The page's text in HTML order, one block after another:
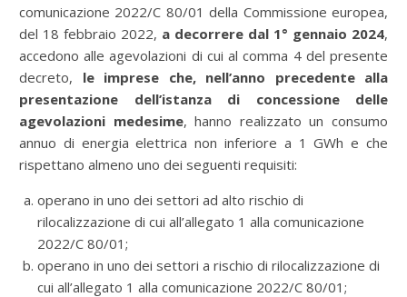
comunicazione 2022/C 80/01 della Commissione europea,
del 18 febbraio 2022, a decorrere dal 1° gennaio 2024,
accedono alle agevolazioni di cui al comma 4 del presente
decreto, le imprese che, nell’anno precedente alla
presentazione dell’istanza di concessione delle
agevolazioni medesime, hanno realizzato un consumo
annuo di energia elettrica non inferiore a 1 GWh e che
rispettano almeno uno dei seguenti requisiti:
operano in uno dei settori ad alto rischio di
rilocalizzazione di cui all’allegato 1 alla comunicazione
2022/C 80/01;
operano in uno dei settori a rischio di rilocalizzazione di
cui all’allegato 1 alla comunicazione 2022/C 80/01;